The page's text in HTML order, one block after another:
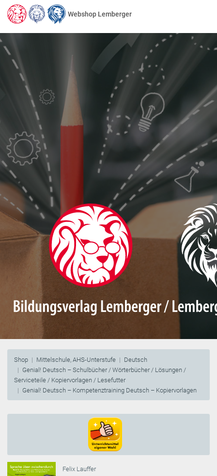
Webshop Lemberger
Shop Mittelschule, AHS-Unterstufe
Deutsch
Genial! Deutsch – Schulbücher / Wörterbücher / Lösungen /
Serviceteile / Kopiervorlagen / Lesefutter
Genial! Deutsch – Kompetenztraining Deutsch – Kopiervorlagen
Felix Lauffer